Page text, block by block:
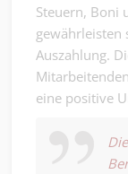
Steuern, Boni
gewährleisten
Auszahlung.
eine positive